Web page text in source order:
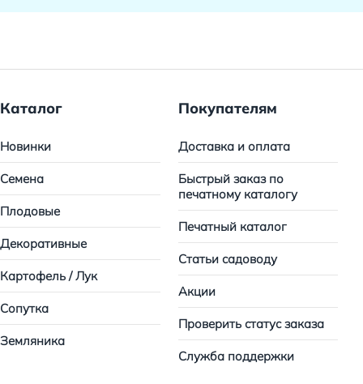
Каталог
Новинки
Семена
Плодовые
Декоративные
Картофель / Лук
Сопутка
Земляника
Покупателям
Доставка и оплата
Быстрый заказ по
печатному каталогу
Печатный каталог
Статьи садоводу
Акции
Проверить статус заказа
Служба поддержки